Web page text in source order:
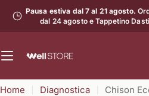
contenuto
Pausa estiva dal 7 al 21 agosto.
dal 24 agosto e Tappetino
Home Diagnostica Chison